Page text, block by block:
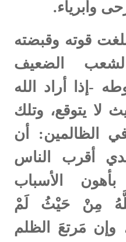
وأبرياء.
قوته وقبضته
الضعيف
-إذا أراد الله
لا يتوقع، وتلك
الظالمين: أن
أقرب الناس
الأسباب
مِنْ حَيْثُ لَمْ
وإن مَرتعَ الظلم